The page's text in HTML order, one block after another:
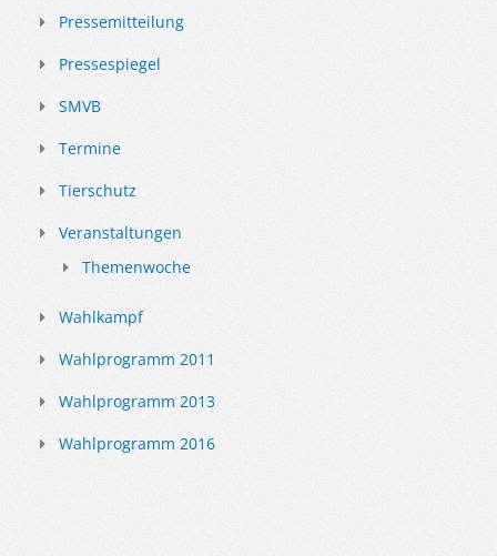
Pressemitteilung
Pressespiegel
SMVB
Termine
Tierschutz
Veranstaltungen
Themenwoche
Wahlkampf
Wahlprogramm 2011
Wahlprogramm 2013
Wahlprogramm 2016